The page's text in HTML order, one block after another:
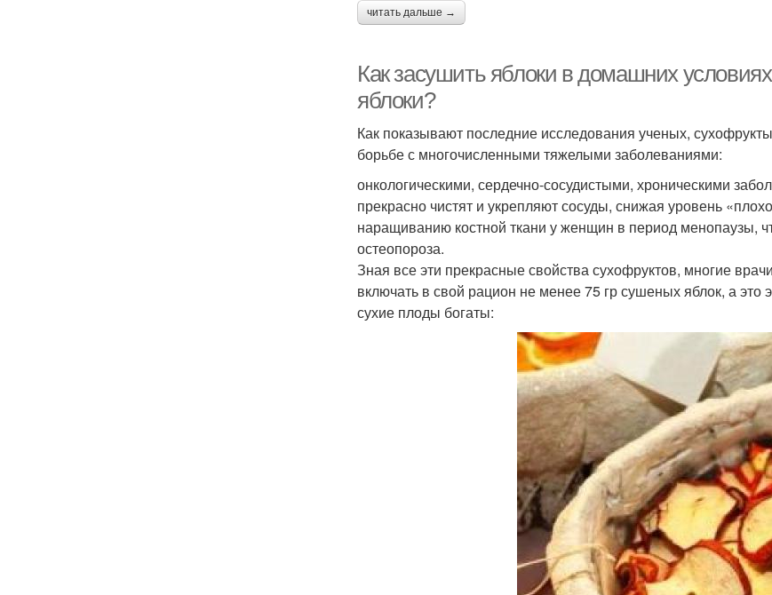
читать дальше →
Как засушить яблоки в домашних
яблоки?
Как показывают последние исследования ученых,
борьбе с многочисленными тяжелыми заболеваниями:
онкологическими, сердечно-сосудистыми, хроническими
прекрасно чистят и укрепляют сосуды, снижая уровень
наращиванию костной ткани у женщин в период менопаузы,
остеопороза.
Зная все эти прекрасные свойства сухофруктов, многие
включать в свой рацион не менее 75 гр сушеных яблок, а
сухие плоды богаты: